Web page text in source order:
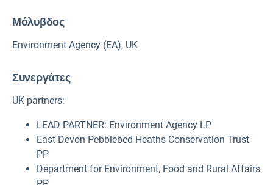
Μόλυβδος
Environment Agency (EA), UK
Συνεργάτες
UK partners:
LEAD PARTNER: Environment Agency LP
East Devon Pebblebed Heaths Conservation Trust
PP
Department for Environment, Food and Rural Affairs